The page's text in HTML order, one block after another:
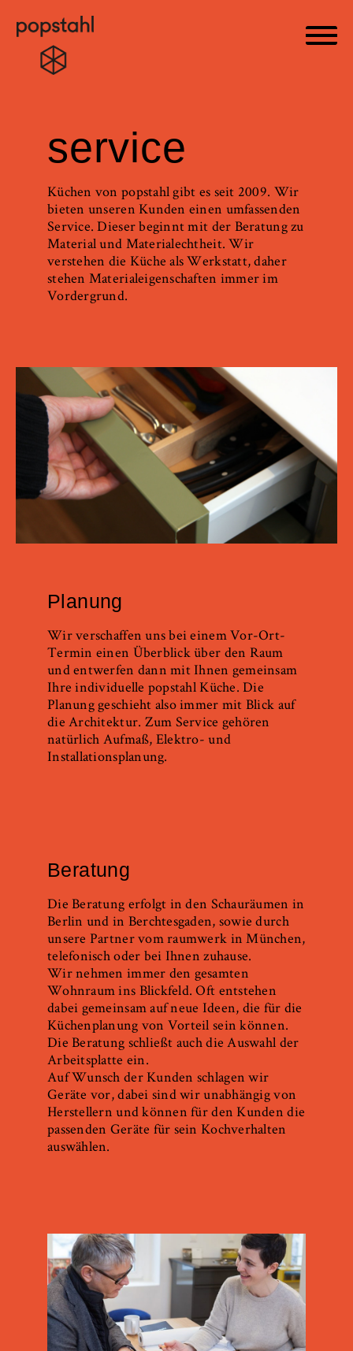
springen
Popstahl
service
Küchen von popstahl gibt es seit 2009. Wir
bieten unseren Kunden einen umfassenden
Service. Dieser beginnt mit der Beratung zu
Material und Materialechtheit. Wir
verstehen die Küche als Werkstatt, daher
stehen Materialeigenschaften immer im
Vordergrund.
Planung
Wir verschaffen uns bei einem Vor-Ort-
Termin einen Überblick über den Raum
und entwerfen dann mit Ihnen gemeinsam
Ihre individuelle popstahl Küche. Die
Planung geschieht also immer mit Blick auf
die Architektur. Zum Service gehören
natürlich Aufmaß, Elektro- und
Installationsplanung.
Beratung
Die Beratung erfolgt in den Schauräumen in
Berlin und in Berchtesgaden, sowie durch
unsere Partner vom raumwerk in München,
telefonisch oder bei Ihnen zuhause.
Wir nehmen immer den gesamten
Wohnraum ins Blickfeld. Oft entstehen
dabei gemeinsam auf neue Ideen, die für die
Küchenplanung von Vorteil sein können.
Die Beratung schließt auch die Auswahl der
Arbeitsplatte ein.
Auf Wunsch der Kunden schlagen wir
Geräte vor, dabei sind wir unabhängig von
Herstellern und können für den Kunden die
passenden Geräte für sein Kochverhalten
auswählen.